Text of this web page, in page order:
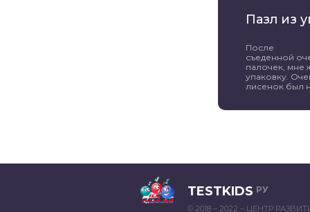
Пазл из
После
съеденной
палочек, мне
упаковку.
лисенок был
TESTKIDS РУ
© 2018 – 2022 – ЦЕНТР